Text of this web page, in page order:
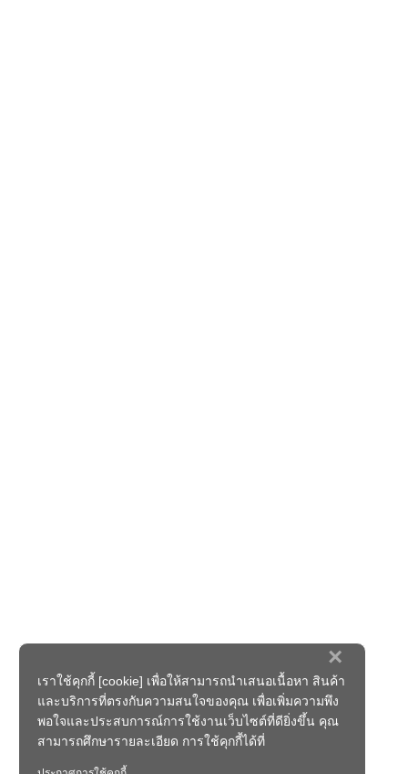
×
เราใช้คุกกี้ [cookie] เพื่อให้สามารถนำเสนอเนื้อหา สินค้า
และบริการที่ตรงกับความสนใจของคุณ เพื่อเพิ่มความพึง
พอใจและประสบการณ์การใช้งานเว็บไซต์ที่ดียิ่งขึ้น คุณ
สามารถศึกษารายละเอียด การใช้คุกกี้ได้ที่